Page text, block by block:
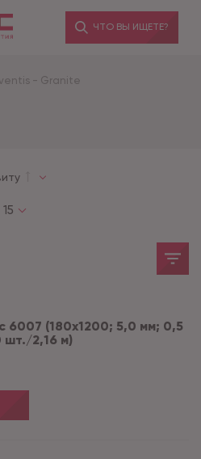
ЧТО ВЫ ИЩЕТЕ?
- Granite
15
6007 (180x1200; 5,0 мм; 0,5
шт./2,16 м)